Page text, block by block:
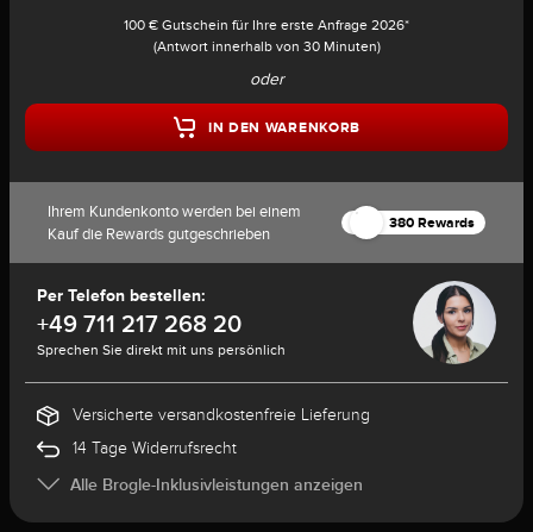
100 € Gutschein für Ihre erste Anfrage 2026*
(Antwort innerhalb von 30 Minuten)
oder
IN DEN WARENKORB
Ihrem Kundenkonto werden bei einem
Kauf die Rewards gutgeschrieben
380 Rewards
Per Telefon bestellen:
+49 711 217 268 20
Sprechen Sie direkt mit uns persönlich
Versicherte versandkostenfreie Lieferung
14 Tage Widerrufsrecht
Alle Brogle-Inklusivleistungen anzeigen